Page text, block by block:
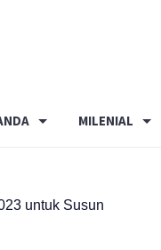
MILENIAL
untuk Susun